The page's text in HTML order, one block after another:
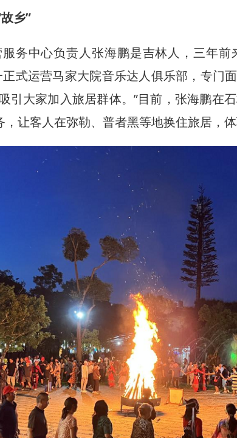
乡”
中心负责人张海鹏是吉林人，三年前
式运营马家大院音乐达人俱乐部，专门
引大家加入旅居群体。”目前，张海鹏在
，让客人在弥勒、普者黑等地换住旅居，体